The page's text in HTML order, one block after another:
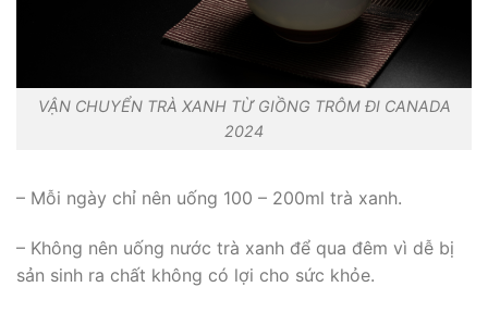
VẬN CHUYỂN TRÀ XANH TỪ GIỒNG TRÔM ĐI CANADA
2024
– Mỗi ngày chỉ nên uống 100 – 200ml trà xanh.
– Không nên uống nước trà xanh để qua đêm vì dễ bị
sản sinh ra chất không có lợi cho sức khỏe.